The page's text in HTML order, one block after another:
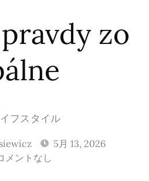
zo
フスタイル
5月 13, 2026
メントなし